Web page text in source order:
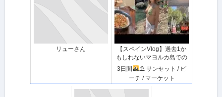
リューさん
【スペインVlog】過去1か
もしれないマヨルカ島での
3日間
⛱ サンセット / ビ
ーチ / マーケット